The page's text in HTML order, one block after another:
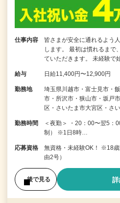
仕事内容
皆さまが安全に通れるよう
します。 最初は慣れるまで
ていただきます。 未経験で
給与 日給11,400円〜12,900円
勤務地
埼玉県川越市・富士見市・
市・所沢市・狭山市・坂戸
区・さいたま市大宮区・さ
勤務時間
＜夜勤＞ ・20：00〜翌5：
制） ※1日8時…
応募資格
無資格・未経験OK！ ※18
由2号）
後で見る